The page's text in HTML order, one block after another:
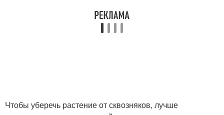
Чтобы уберечь растение от сквозняков, лучше